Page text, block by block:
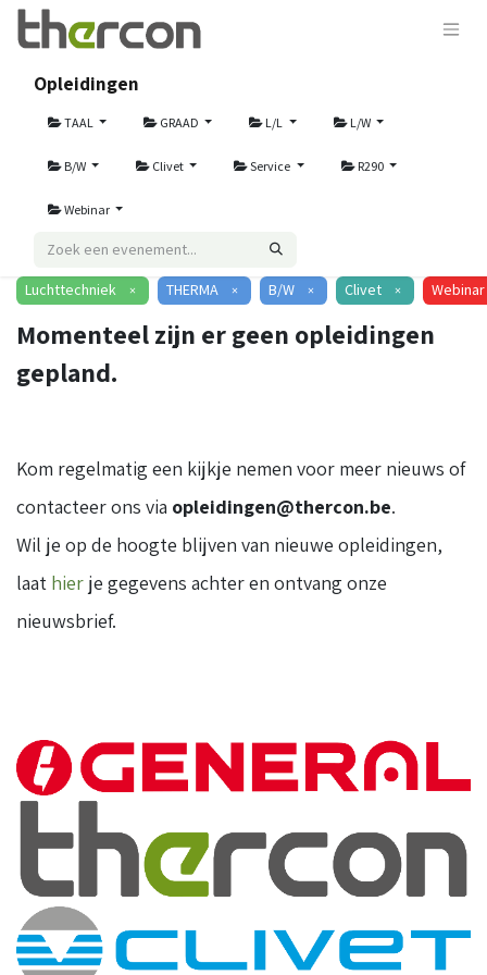
Opleidingen
TAAL GRAAD L/L L/W
B/W Clivet Service R290
Webinar
Luchttechniek × THERMA × B/W × Clivet × Webinar
Momenteel zijn er geen opleidingen
gepland.
Kom regelmatig een kijkje nemen voor meer nieuws of
contacteer ons via opleidingen@thercon.be.
Wil je op de hoogte blijven van nieuwe opleidingen,
laat hier je gegevens achter en ontvang onze
nieuwsbrief.